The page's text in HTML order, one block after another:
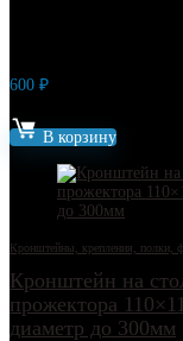
600 ₽
В корзину
Кронштейны, крепления, полки,
Кронштейн на
прожектора
диаметр до 300мм